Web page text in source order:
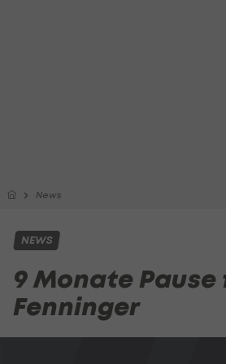
News
NEWS
9 Monate Pause
Fenninger